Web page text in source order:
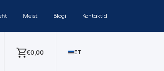
Meist Blogi Kontaktid
€0,00 ET